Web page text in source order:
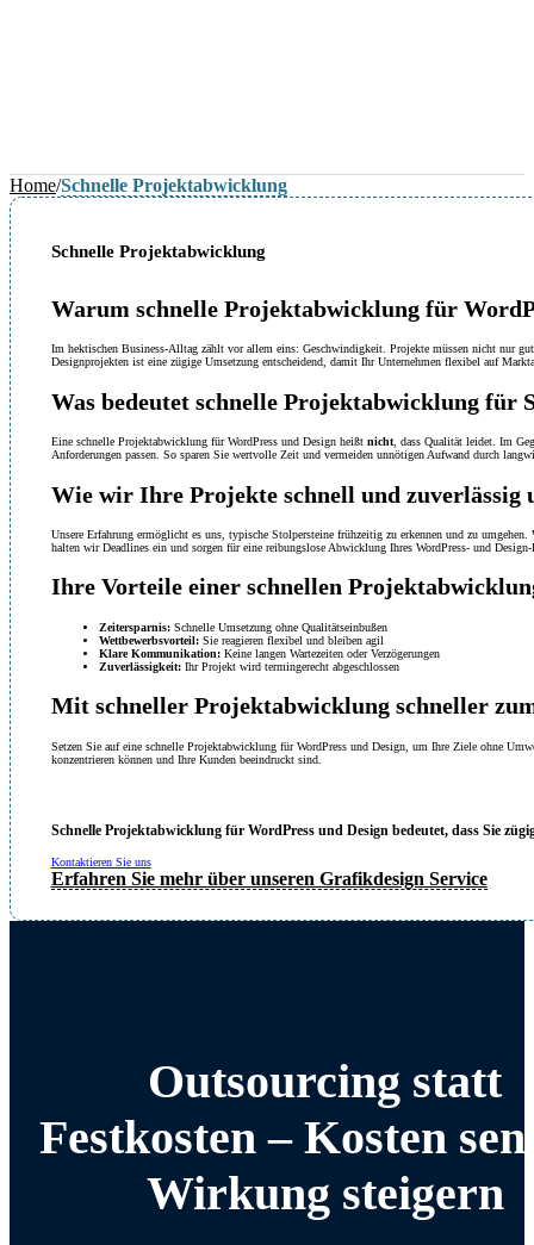
Home/Schnelle Projektabwicklung
Schnelle Projektabwicklung
Warum schnelle Projektabwicklung für
Im hektischen Business-Alltag zählt vor allem eins: Geschwindigkeit. Projekte müssen nicht nur
Designprojekten ist eine zügige Umsetzung entscheidend, damit Ihr Unternehmen flexibel auf
Was bedeutet schnelle Projektabwicklung für
Eine schnelle Projektabwicklung für WordPress und Design heißtnicht, dass Qualität leidet. Im
Anforderungen passen. So sparen Sie wertvolle Zeit und vermeiden unnötigen Aufwand durch
Wie wir Ihre Projekte schnell und zuverlässig
Unsere Erfahrung ermöglicht es uns, typische Stolpersteine frühzeitig zu erkennen und zu
halten wir Deadlines ein und sorgen für eine reibungslose Abwicklung Ihres WordPress- und
Ihre Vorteile einer schnellen
Zeitersparnis:Schnelle Umsetzung ohne Qualitätseinbußen
Wettbewerbsvorteil:Sie reagieren flexibel und bleiben agil
Klare Kommunikation:Keine langen Wartezeiten oder Verzögerungen
Zuverlässigkeit:Ihr Projekt wird termingerecht abgeschlossen
Mit schneller Projektabwicklung schneller
Setzen Sie auf eine schnelle Projektabwicklung für WordPress und Design, um Ihre Ziele ohne
konzentrieren können und Ihre Kunden beeindruckt sind.
Schnelle Projektabwicklung für WordPress und Design bedeutet, dass Sie
Kontaktieren Sie uns
Erfahren Sie mehr über unseren Grafikdesign Service
Outsourcing statt
Festkosten – Kosten
Wirkung steigern